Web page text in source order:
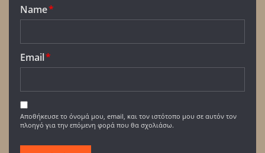
Name*
Email*
Αποθήκευσε το όνομά μου, email, και τον ιστότοπο μου σε αυτόν τον
πλοηγό για την επόμενη φορά που θα σχολιάσω.